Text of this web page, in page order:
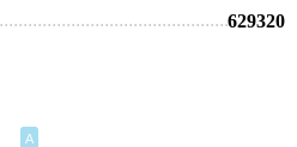
629320
А